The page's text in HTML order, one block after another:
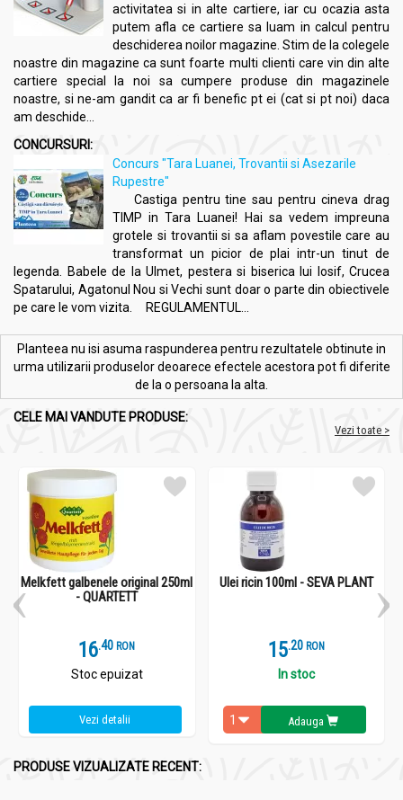
activitatea si in alte cartiere, iar cu ocazia asta
putem afla ce cartiere sa luam in calcul pentru
deschiderea noilor magazine. Stim de la colegele
noastre din magazine ca sunt foarte multi clienti care vin din alte
cartiere special la noi sa cumpere produse din magazinele
noastre, si ne-am gandit ca ar fi benefic pt ei (cat si pt noi) daca
am deschide...
CONCURSURI:
Concurs "Tara Luanei, Trovantii si Asezarile
Rupestre"
Castiga pentru tine sau pentru cineva drag
TIMP in Tara Luanei! Hai sa vedem impreuna
grotele si trovantii si sa aflam povestile care au
transformat un picior de plai intr-un tinut de
legenda. Babele de la Ulmet, pestera si biserica lui Iosif, Crucea
Spatarului, Agatonul Nou si Vechi sunt doar o parte din obiectivele
pe care le vom vizita. REGULAMENTUL...
Planteea nu isi asuma raspunderea pentru rezultatele obtinute in
urma utilizarii produselor deoarece efectele acestora pot fi diferite
de la o persoana la alta.
CELE MAI VANDUTE PRODUSE:
Vezi toate >
Melkfett galbenele original 250ml
- QUARTETT
16.4 RON
Stoc epuizat
Vezi detalii
Ulei ricin 100ml - SEVA PLANT
15.2 RON
In stoc
Adauga
PRODUSE VIZUALIZATE RECENT: